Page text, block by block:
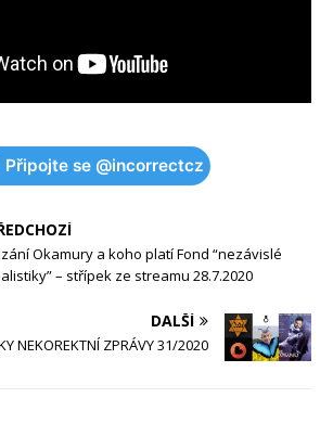
Připojte se @incorrectcz
Okamury a koho platí Fond “nezávislé
– střípek ze streamu 28.7.2020
DALŠÍ
NEKOREKTNÍ ZPRÁVY 31/2020